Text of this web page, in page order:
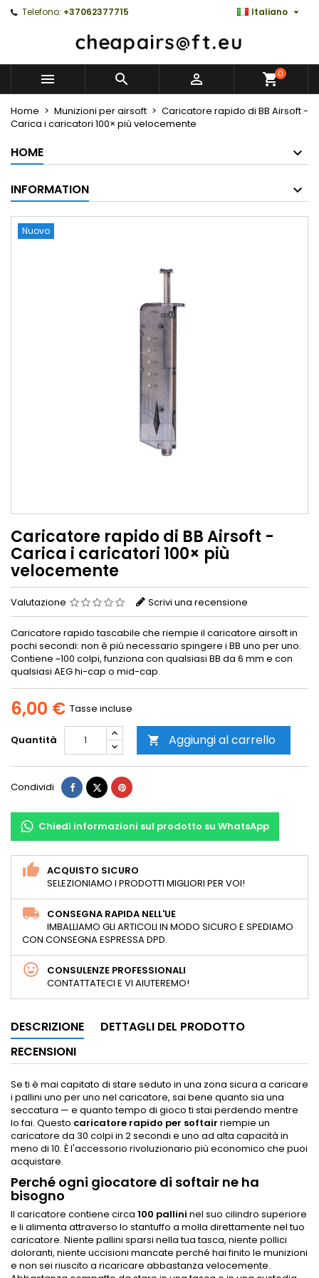
Telefono: +37062377715 Italiano 
   0
Home Munizioni per airsoft
Caricatore rapido di BB Airsoft -
Carica i caricatori 100× più velocemente
HOME
INFORMATION
Nuovo
Caricatore rapido di BB Airsoft -
Carica i caricatori 100× più
velocemente
Valutazione Scrivi una recensione
Caricatore rapido tascabile che riempie il caricatore airsoft in
pochi secondi: non è più necessario spingere i BB uno per uno.
Contiene ~100 colpi, funziona con qualsiasi BB da 6 mm e con
qualsiasi AEG hi-cap o mid-cap.
6,00 € Tasse incluse
Quantità  Aggiungi al carrello
Condividi CondividiTwittaPinterest
Chiedi informazioni sul prodotto su WhatsApp
ACQUISTO SICURO
SELEZIONIAMO I PRODOTTI MIGLIORI PER VOI!
CONSEGNA RAPIDA NELL'UE
IMBALLIAMO GLI ARTICOLI IN MODO SICURO E SPEDIAMO
CON CONSEGNA ESPRESSA DPD.
CONSULENZE PROFESSIONALI
CONTATTATECI E VI AIUTEREMO!
DESCRIZIONE
DETTAGLI DEL PRODOTTO
RECENSIONI
Se ti è mai capitato di stare seduto in una zona sicura a caricare
i pallini uno per uno nel caricatore, sai bene quanto sia una
seccatura — e quanto tempo di gioco ti stai perdendo mentre
lo fai. Questo caricatore rapido per softair riempie un
caricatore da 30 colpi in 2 secondi e uno ad alta capacità in
meno di 10. È l'accessorio rivoluzionario più economico che puoi
acquistare.
Perché ogni giocatore di softair ne ha
bisogno
Il caricatore contiene circa 100 pallini nel suo cilindro superiore
e li alimenta attraverso lo stantuffo a molla direttamente nel tuo
caricatore. Niente pallini sparsi nella tua tasca, niente pollici
doloranti, niente uccisioni mancate perché hai finito le munizioni
e non sei riuscito a ricaricare abbastanza velocemente.